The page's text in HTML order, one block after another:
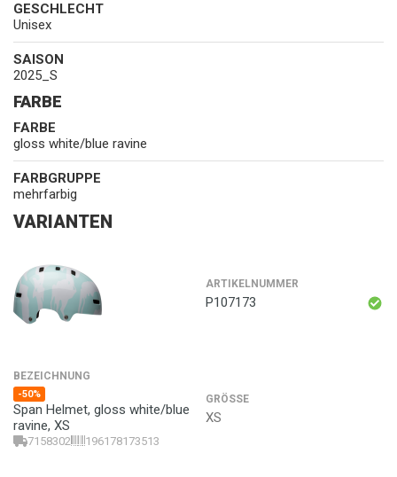
GESCHLECHT
Unisex
SAISON
2025_S
FARBE
FARBE
gloss white/blue ravine
FARBGRUPPE
mehrfarbig
VARIANTEN
ARTIKELNUMMER
P107173
BEZEICHNUNG
-50%
Span Helmet, gloss white/blue
ravine, XS
7158302 196178173513
GRÖSSE
XS